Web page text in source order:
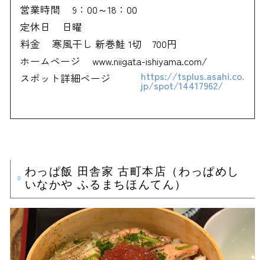
営業時間
9：00～18：00
定休日
日曜
料金
寒風干し 新巻鮭 1切 700円
ホームページ
www.niigata-ishiyama.com/
スポット詳細ページ
https://tsplus.asahi.co.
jp/spot/14417962/
わっぱ飯 田舎家 古町本店（わっぱめし
いなかや ふるまちほんてん）